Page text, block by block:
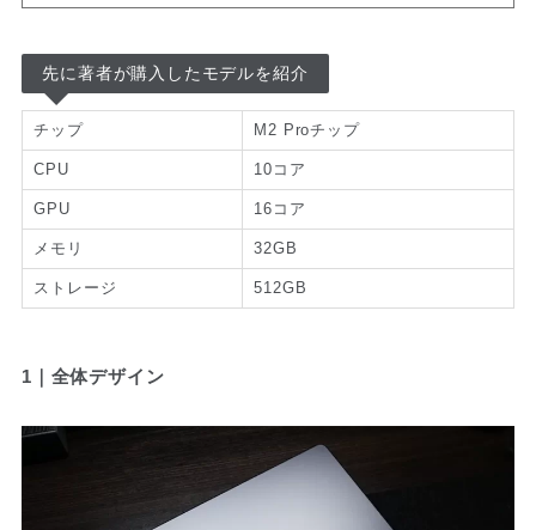
先に著者が購入したモデルを紹介
チップ M2 Proチップ
CPU 10コア
GPU 16コア
メモリ 32GB
ストレージ 512GB
1｜全体デザイン